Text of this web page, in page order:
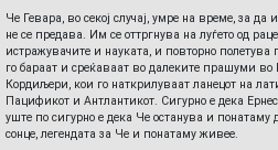
Че Гевара, во секој случај, умре на време, за да
не се предава. Им се оттргнува на луѓето од
истражувачите и науката, и повторно полетува
го бараат и среќаваат во далеките прашуми во
Кордиљери, кои го наткрилуваат ланецот на
Пацификот и Антлантикот. Сигурно е дека
уште по сигурно е дека Че останува и
сонце, легендата за Че и понатаму живее.